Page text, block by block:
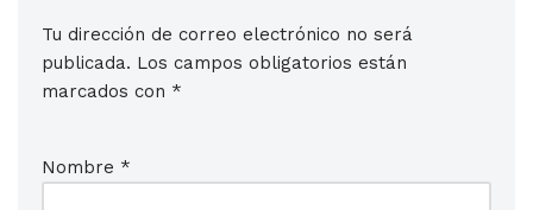
Tu dirección de correo electrónico no será
publicada. Los campos obligatorios están
marcados con *
Nombre *